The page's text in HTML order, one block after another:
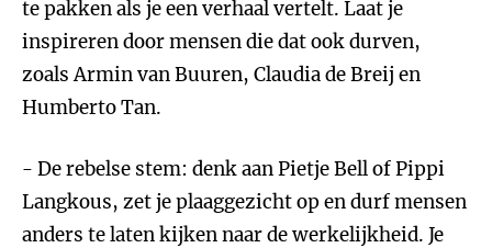
te pakken als je een verhaal vertelt. Laat je
inspireren door mensen die dat ook durven,
zoals Armin van Buuren, Claudia de Breij en
Humberto Tan.
- De rebelse stem: denk aan Pietje Bell of Pippi
Langkous, zet je plaaggezicht op en durf mensen
anders te laten kijken naar de werkelijkheid. Je